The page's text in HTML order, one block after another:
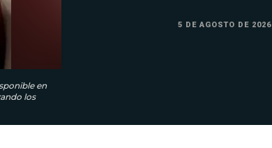
en
los
5 DE AGOSTO DE